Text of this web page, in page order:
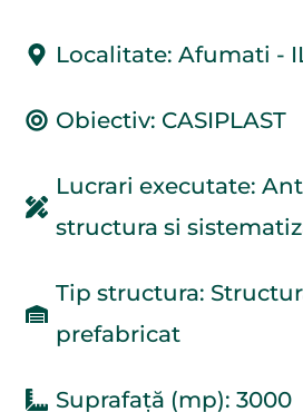
Localitate: Afumati -
Obiectiv: CASIPLAST
Lucrari executate:
structura si
Tip structura:
prefabricat
Suprafață (mp): 3000